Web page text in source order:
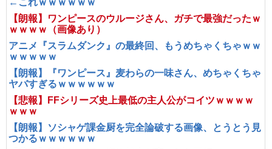
←これｗｗｗｗｗｗ
【朗報】ワンピースのウルージさん、ガチで最強だったｗ
ｗｗｗｗ（画像あり）
アニメ『スラムダンク』の最終回、もうめちゃくちゃｗｗ
ｗｗｗｗｗ
【朗報】『ワンピース』麦わらの一味さん、めちゃくちゃ
ヤバすぎるｗｗｗｗｗｗ
【悲報】FFシリーズ史上最低の主人公がコイツｗｗｗｗ
ｗｗｗ
【朗報】ソシャゲ課金厨を完全論破する画像、とうとう見
つかるｗｗｗｗｗｗ